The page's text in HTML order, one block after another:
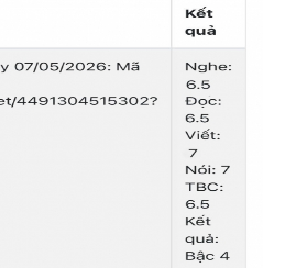
Việt Lớp 2, Tiếng Việt lớp 3,
Việt lớp 5, Toán Lớp 1, Toán Lớp
4, Toán lớp 5